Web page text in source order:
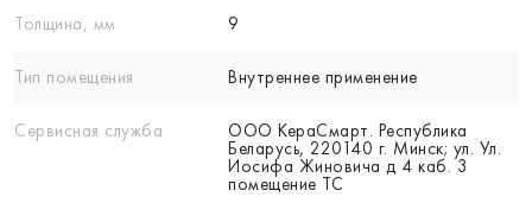
Толщина, мм 9
Тип помещения Внутреннее применение
Сервисная служба
ООО КераСмарт. Республика
Беларусь, 220140 г. Минск; ул. Ул.
Иосифа Жиновича д 4 каб. 3
помещение ТС